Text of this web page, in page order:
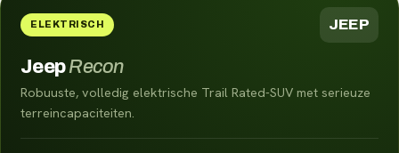
ELEKTRISCH JEEP
JeepRecon
Robuuste, volledig elektrische Trail Rated-SUV met serieuze
terreincapaciteiten.